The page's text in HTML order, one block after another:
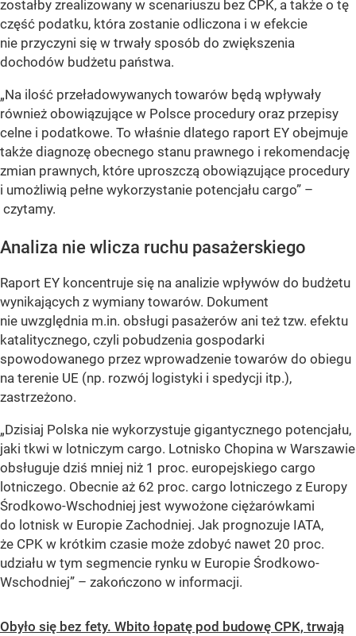
zostałby zrealizowany w scenariuszu bez CPK, a także o tę
część podatku, która zostanie odliczona i w efekcie
nie przyczyni się w trwały sposób do zwiększenia
dochodów budżetu państwa.
„Na ilość przeładowywanych towarów będą wpływały
również obowiązujące w Polsce procedury oraz przepisy
celne i podatkowe. To właśnie dlatego raport EY obejmuje
także diagnozę obecnego stanu prawnego i rekomendację
zmian prawnych, które uproszczą obowiązujące procedury
i umożliwią pełne wykorzystanie potencjału cargo” –
czytamy.
Analiza nie wlicza ruchu pasażerskiego
Raport EY koncentruje się na analizie wpływów do budżetu
wynikających z wymiany towarów. Dokument
nie uwzględnia m.in. obsługi pasażerów ani też tzw. efektu
katalitycznego, czyli pobudzenia gospodarki
spowodowanego przez wprowadzenie towarów do obiegu
na terenie UE (np. rozwój logistyki i spedycji itp.),
zastrzeżono.
„Dzisiaj Polska nie wykorzystuje gigantycznego potencjału,
jaki tkwi w lotniczym cargo. Lotnisko Chopina w Warszawie
obsługuje dziś mniej niż 1 proc. europejskiego cargo
lotniczego. Obecnie aż 62 proc. cargo lotniczego z Europy
Środkowo-Wschodniej jest wywożone ciężarówkami
do lotnisk w Europie Zachodniej. Jak prognozuje IATA,
że CPK w krótkim czasie może zdobyć nawet 20 proc.
udziału w tym segmencie rynku w Europie Środkowo-
Wschodniej” – zakończono w informacji.
Obyło się bez fety. Wbito łopatę pod budowę CPK, trwają